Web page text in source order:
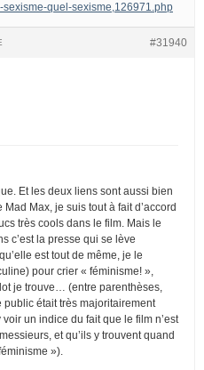
quel-sexisme,126971.php
#31940
Et les deux liens sont aussi bien
Mad Max, je suis tout à fait d’accord
très cools dans le film. Mais le
c’est la presse qui se lève
est tout de même, je le
pour crier « féminisme! »,
je trouve… (entre parenthèses,
était très majoritairement
un indice du fait que le film n’est
et qu’ils y trouvent quand
»).